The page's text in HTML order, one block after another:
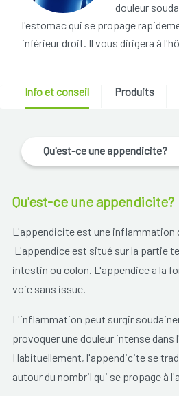
douleur
l'estomac qui se propage
inférieur droit. Il vous dirigera à
Info et conseil Produits
Qu'est-ce une appendicite?
Qu'est-ce une appendicite?
L'appendicite est une inflammation
L'appendice est situé sur la partie
intestin ou colon. L'appendice a la
voie sans issue.
L'inflammation peut surgir
provoquer une douleur intense dans
Habituellement, l'appendicite se
autour du nombril qui se propage à